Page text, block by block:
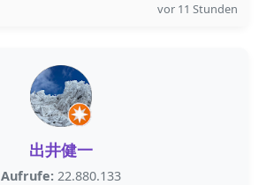
vor 11 Stunden
出井健一
Aufrufe: 22.880.133